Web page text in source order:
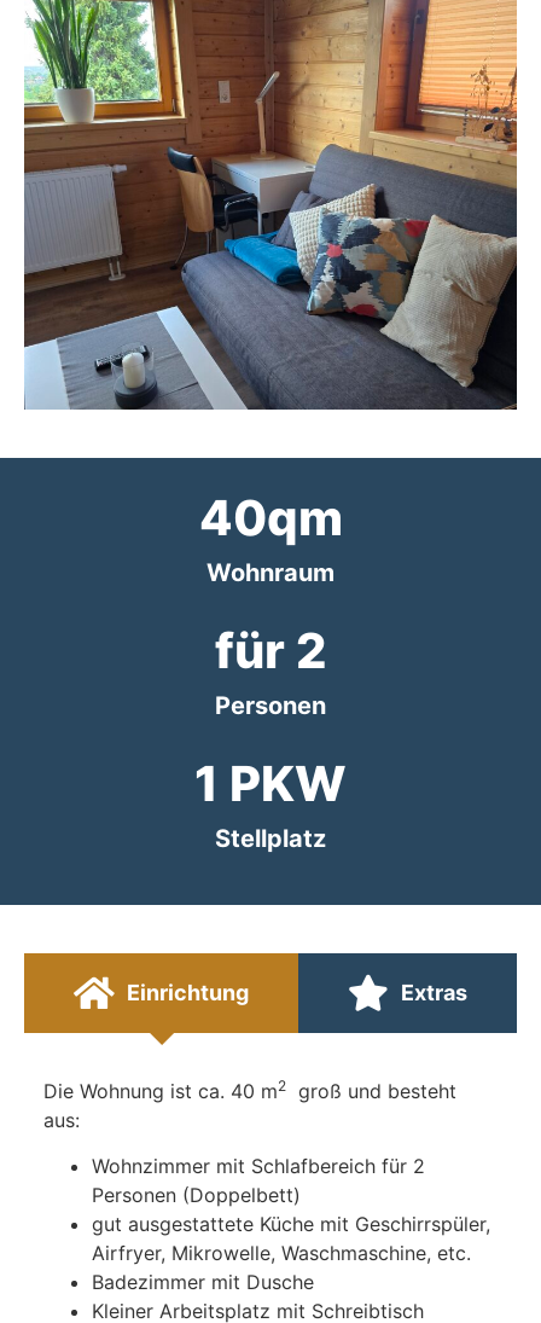
Wohnraum
40qm
Personen
für 2
Stellplatz
1 PKW
Einrichtung Extras
Die Wohnung ist ca. 40 m2
groß und besteht
aus:
Wohnzimmer mit Schlafbereich für 2
Personen (Doppelbett)
gut ausgestattete Küche mit Geschirrspüler,
Airfryer, Mikrowelle, Waschmaschine, etc.
Badezimmer mit Dusche
Kleiner Arbeitsplatz mit Schreibtisch